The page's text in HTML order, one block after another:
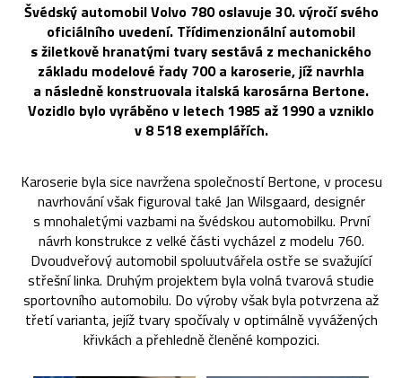
Švédský automobil Volvo 780 oslavuje 30. výročí svého
oficiálního uvedení. Třídimenzionální automobil
s žiletkově hranatými tvary sestává z mechanického
základu modelové řady 700 a karoserie, jíž navrhla
a následně konstruovala italská karosárna Bertone.
Vozidlo bylo vyráběno v letech 1985 až 1990 a vzniklo
v 8 518 exemplářích.
Karoserie byla sice navržena společností Bertone, v procesu
navrhování však figuroval také Jan Wilsgaard, designér
s mnohaletými vazbami na švédskou automobilku. První
návrh konstrukce z velké části vycházel z modelu 760.
Dvoudveřový automobil spoluutvářela ostře se svažující
střešní linka. Druhým projektem byla volná tvarová studie
sportovního automobilu. Do výroby však byla potvrzena až
třetí varianta, jejíž tvary spočívaly v optimálně vyvážených
křivkách a přehledně členěné kompozici.